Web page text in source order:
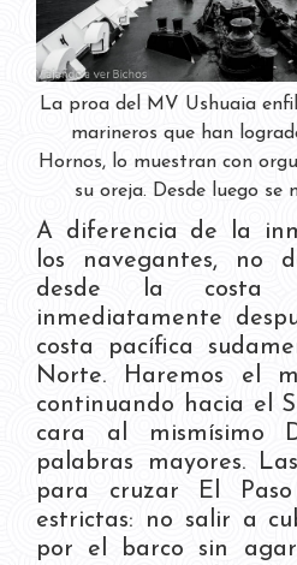
La proa del MV Ushuaia
marineros que han
Hornos, lo muestran con
su oreja. Desde luego se
A diferencia de la
los navegantes, no
desde la costa
inmediatamente
costa pacífica
Norte. Haremos el
continuando hacia el
cara al mismísimo
palabras mayores.
para cruzar El
estrictas: no salir a
por el barco sin